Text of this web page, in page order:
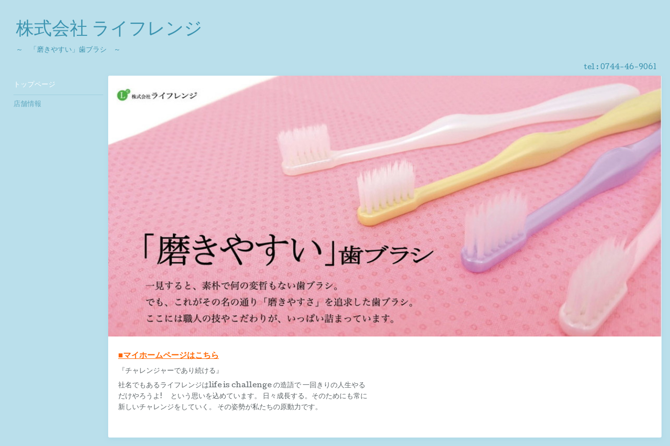
株式会社 ライフレンジ
～ 「磨きやすい」歯ブラシ ～
tel : 0744-46-9061
■マイホームページはこちら
『チャレンジャーであり続ける』
社名でもあるライフレンジはlife is challenge の造語で 一回きりの人生やる
だけやろうよ! という思いを込めています。 日々成長する。そのためにも常に
新しいチャレンジをしていく。 その姿勢が私たちの原動力です。
トップページ
店舗情報